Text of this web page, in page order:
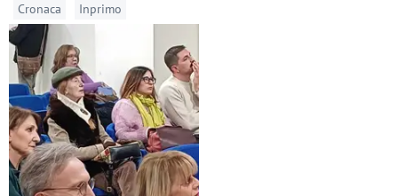
Cronaca Inprimo